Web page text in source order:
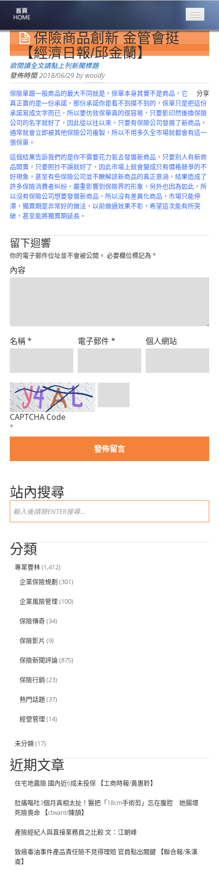
專業豐林
Professional
保險大家談
1386集
台灣商業保險
第一品牌
關於豐林
About
服務項目
Service
火災保額
估算系統
商品簡介
Product
保險商品創新 金管會挺
【經濟日報/邱金蘭】
欲閱讀全文請點上列新聞標題
發佈時間2018/06/29 bywoody
分享
保險單跟一般商品的最大不同就是，保單本身其實不是商品，它
真正賣的是一份承諾，那份承諾你是看不到摸不到的，保單只是把這份
承諾寫成文字而已，所以要仿效保單真的很容易，只要影印然後換保險
公司的名字就好了，因此從以往以來，只要有保險公司發展了新商品，
通常就會立即被其他保險公司複製，所以不用多久全市場就都會有這一
張保單。
這個結果告訴我們的是你不需要花力氣去發展新商品，只要別人有新商
品開賣，只要照抄不誤就好了，因此市場上就會變成只有價格競爭的不
好現象，甚至有些保險公司並不瞭解該新商品的真正意涵，結果造成了
許多保險消費者糾紛，嚴重影響到保險界的形象，另外也因為如此，所
以沒有保險公司想要發展新商品，所以沒有差異化商品，市場只能停
滯，獨賣期是非常好的做法，以前做過效果不彰，希望這次能有所突
破，甚至能將獨賣期延長。
留下迴響
你的電子郵件位址並不會被公開。 必要欄位標記為 *
內容
名稱* 電子郵件* 個人網站
CAPTCHA Code
*
站內搜尋
分類
專業豐林(1,412)
企業保險規劃 (301)
企業風險管理 (100)
保險傳奇(34)
保險影片 (9)
保險新聞評論(875)
保險行銷 (23)
熱門話題(37)
經營管理 (14)
未分類(17)
近期文章
住宅地震險 國內近6成未投保 【工商時報/黃惠聆】
肚痛嘔吐3個月真相太扯！醫把「18cm手術剪」忘在腹腔 她腸壞
死險喪命 【ctwant/陳頡】
產險經紀人與直接業務員之比較 文：江朝峰
致癌毒油事件產品責任險不見得理賠 官員點出關鍵 【聯合報/朱漢
崙】